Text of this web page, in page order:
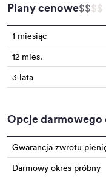
Plany cenowe$$$$
1 miesiąc
12 mies.
3 lata
Opcje darmowego
Gwarancja zwrotu
Darmowy okres próbny